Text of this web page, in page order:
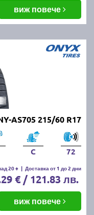
виж повече
AS705 215/60 R17
C 72
20 + | Доставка от 1 до 2 дни
€ / 121.83 лв.
виж повече